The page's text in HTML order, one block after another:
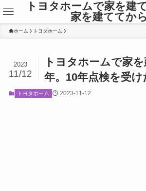
トヨタホームで家を建
家を建ててから
ホーム トヨタホーム
トヨタホームで家
年。10年点検を受け
2023
11/12
トヨタホーム 2023-11-12